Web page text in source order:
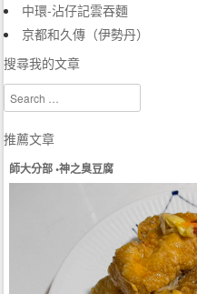
中環-沾仔記雲吞麵
京都和久傳（伊勢丹）
搜尋我的文章
Search
推薦文章
師大分部 •神之臭豆腐